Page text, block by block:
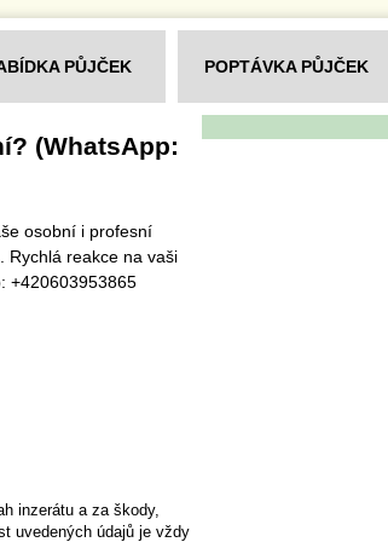
PŮJČEK POPTÁVKA PŮJČEK
(WhatsApp:
osobní i profesní
Rychlá reakce na vaši
+420603953865
inzerátu a za škody,
uvedených údajů je vždy